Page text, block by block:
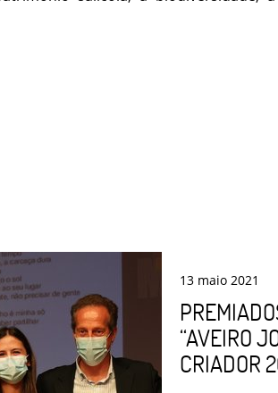
13 maio 2021
“AVEIRO
CRIADOR